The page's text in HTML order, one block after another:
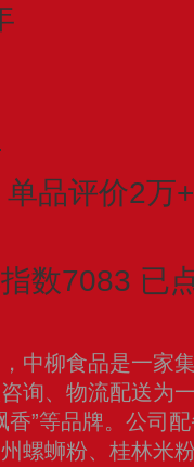
单品评价2万+
数7083 已
中柳食品是一家
询、物流配送为
香”等品牌。公司
螺蛳粉、桂林米